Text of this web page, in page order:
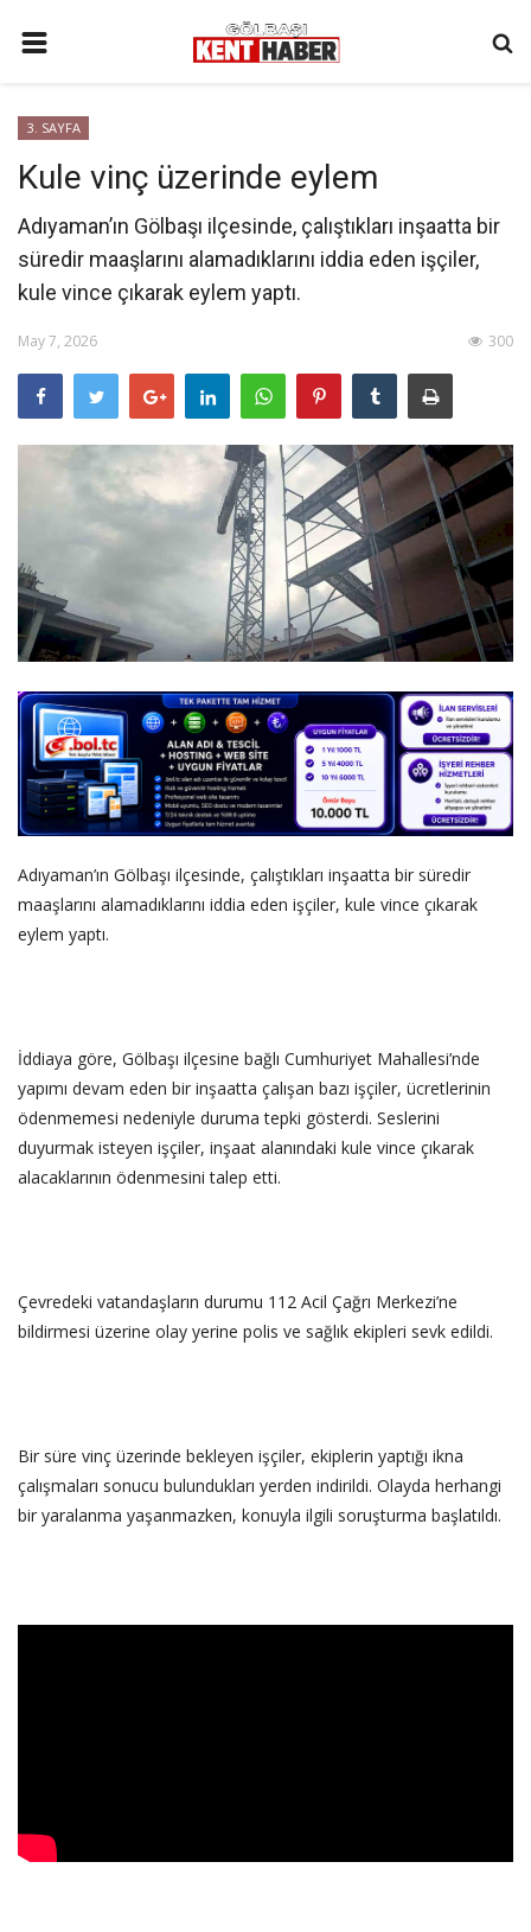
İLETIŞIM
3. SAYFA
GÜNDEM
YAŞAM
SİYASET
KÜNYE
MALATYA
YAZARLARIMIZ
ÖZEL ANKETLER
3. SAYFA
Kule vinç üzerinde eylem
Adıyaman’ın Gölbaşı ilçesinde, çalıştıkları inşaatta bir
süredir maaşlarını alamadıklarını iddia eden işçiler,
kule vince çıkarak eylem yaptı.
May 7, 2026 300
Adıyaman’ın Gölbaşı ilçesinde, çalıştıkları inşaatta bir süredir
maaşlarını alamadıklarını iddia eden işçiler, kule vince çıkarak
eylem yaptı.
‎İddiaya göre, Gölbaşı ilçesine bağlı Cumhuriyet Mahallesi’nde
yapımı devam eden bir inşaatta çalışan bazı işçiler, ücretlerinin
ödenmemesi nedeniyle duruma tepki gösterdi. Seslerini
duyurmak isteyen işçiler, inşaat alanındaki kule vince çıkarak
alacaklarının ödenmesini talep etti.
‎Çevredeki vatandaşların durumu 112 Acil Çağrı Merkezi’ne
bildirmesi üzerine olay yerine polis ve sağlık ekipleri sevk edildi.
‎Bir süre vinç üzerinde bekleyen işçiler, ekiplerin yaptığı ikna
çalışmaları sonucu bulundukları yerden indirildi. Olayda herhangi
bir yaralanma yaşanmazken, konuyla ilgili soruşturma başlatıldı.